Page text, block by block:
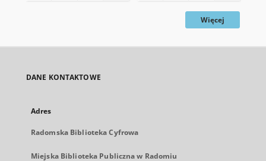
Więcej
DANE KONTAKTOWE
Adres
Radomska Biblioteka Cyfrowa
Miejska Biblioteka Publiczna w Radomiu